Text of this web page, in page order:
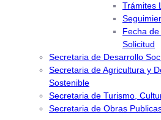
Trámites
Fecha
Solicitud
Secretaria de Desarrollo
Secretaria de Agricultura y
Sostenible
Secretaria de Turismo,
Secretaria de Obras